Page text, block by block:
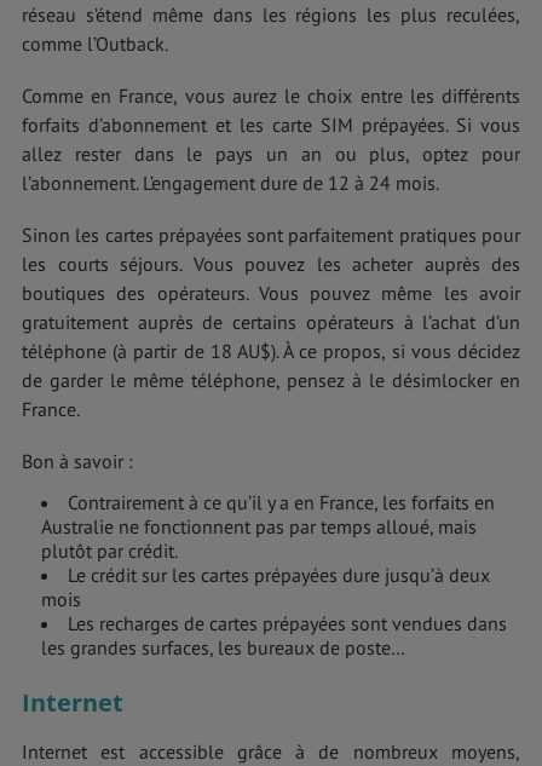
réseau s’étend même dans les régions les plus reculées,
comme l’Outback.
Comme en France, vous aurez le choix entre les différents
forfaits d’abonnement et les carte SIM prépayées. Si vous
allez rester dans le pays un an ou plus, optez pour
l’abonnement. L’engagement dure de 12 à 24 mois.
Sinon les cartes prépayées sont parfaitement pratiques pour
les courts séjours. Vous pouvez les acheter auprès des
boutiques des opérateurs. Vous pouvez même les avoir
gratuitement auprès de certains opérateurs à l’achat d’un
téléphone (à partir de 18 AU$). À ce propos, si vous décidez
de garder le même téléphone, pensez à le désimlocker en
France.
Bon à savoir :
Contrairement à ce qu’il y a en France, les forfaits en
Australie ne fonctionnent pas par temps alloué, mais
plutôt par crédit.
Le crédit sur les cartes prépayées dure jusqu’à deux
mois
Les recharges de cartes prépayées sont vendues dans
les grandes surfaces, les bureaux de poste…
Internet
Internet est accessible grâce à de nombreux moyens,